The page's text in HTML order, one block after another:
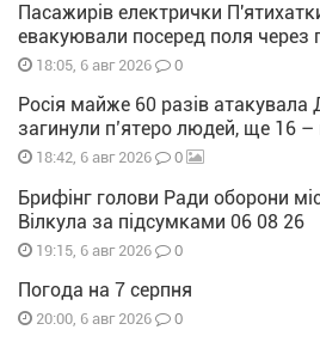
Пасажирів електрички
евакуювали посеред поля через
18:05, 6 авг 2026 0
Росія майже 60 разів атакувала
загинули п’ятеро людей, ще 16 –
18:42, 6 авг 2026 0
Брифінг голови Ради оборони
Вілкула за підсумками 06 08 26
19:15, 6 авг 2026 0
Погода на 7 серпня
20:00, 6 авг 2026 0